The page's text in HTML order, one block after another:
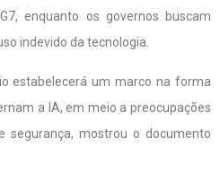
enquanto os governos buscam
indevido da tecnologia.
estabelecerá um marco na forma
a IA, em meio a preocupações
segurança, mostrou o documento